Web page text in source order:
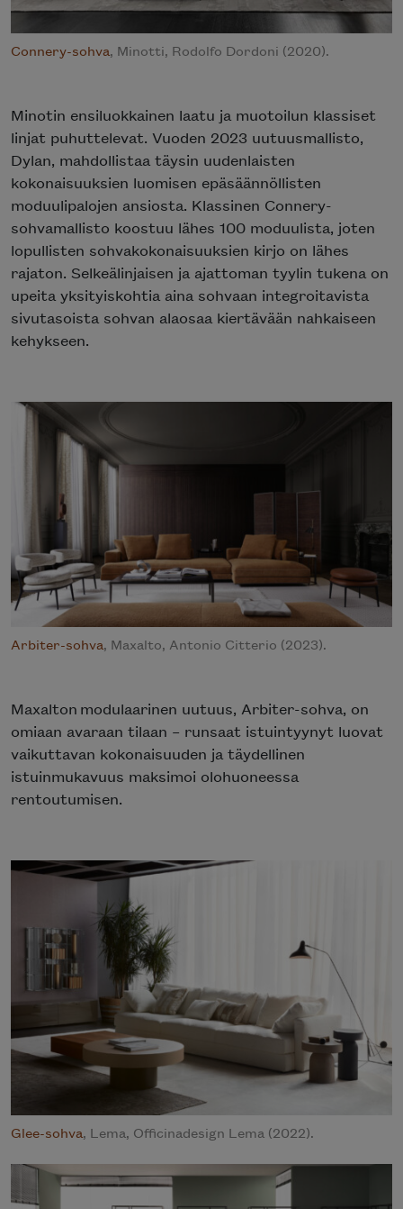
Connery-sohva, Minotti, Rodolfo Dordoni (2020).
Minotin ensiluokkainen laatu ja muotoilun klassiset
linjat puhuttelevat. Vuoden 2023 uutuusmallisto,
Dylan, mahdollistaa täysin uudenlaisten
kokonaisuuksien luomisen epäsäännöllisten
moduulipalojen ansiosta. Klassinen Connery-
sohvamallisto koostuu lähes 100 moduulista, joten
lopullisten sohvakokonaisuuksien kirjo on lähes
rajaton. Selkeälinjaisen ja ajattoman tyylin tukena on
upeita yksityiskohtia aina sohvaan integroitavista
sivutasoista sohvan alaosaa kiertävään nahkaiseen
kehykseen.
Arbiter-sohva, Maxalto, Antonio Citterio (2023).
Maxalton modulaarinen uutuus, Arbiter-sohva, on
omiaan avaraan tilaan – runsaat istuintyynyt luovat
vaikuttavan kokonaisuuden ja täydellinen
istuinmukavuus maksimoi olohuoneessa
rentoutumisen.
Glee-sohva, Lema, Officinadesign Lema (2022).